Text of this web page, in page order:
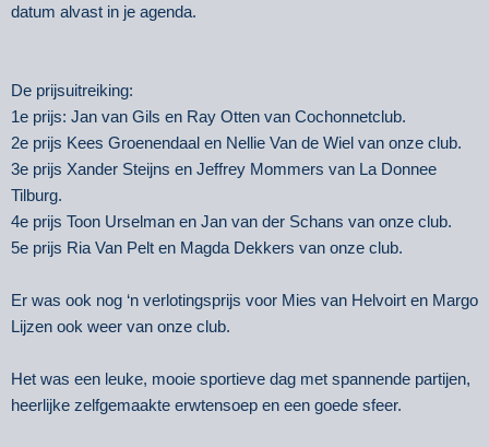
datum alvast in je agenda.
De prijsuitreiking:
1e prijs: Jan van Gils en Ray Otten van Cochonnetclub.
2e prijs Kees Groenendaal en Nellie Van de Wiel van onze club.
3e prijs Xander Steijns en Jeffrey Mommers van La Donnee
Tilburg.
4e prijs Toon Urselman en Jan van der Schans van onze club.
5e prijs Ria Van Pelt en Magda Dekkers van onze club.
Er was ook nog ‘n verlotingsprijs voor Mies van Helvoirt en Margo
Lijzen ook weer van onze club.
Het was een leuke, mooie sportieve dag met spannende partijen,
heerlijke zelfgemaakte erwtensoep en een goede sfeer.